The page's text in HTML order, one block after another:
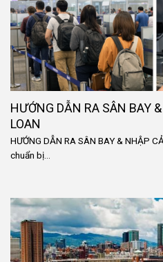
HƯỚNG DẪN RA SÂN BAY
LOAN
HƯỚNG DẪN RA SÂN BAY & NHẬP
chuẩn bị...